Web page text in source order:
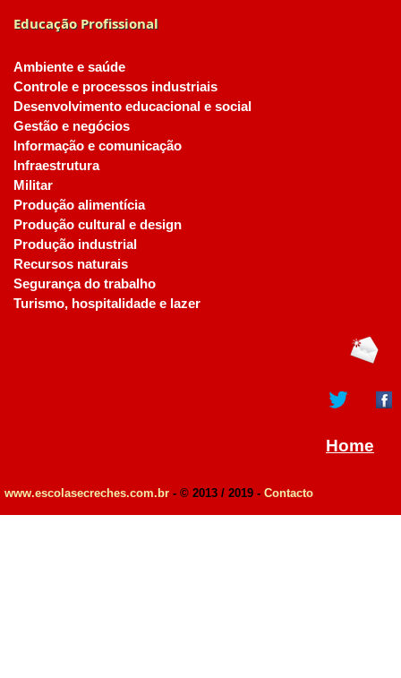
Educação Profissional
Ambiente e saúde
Controle e processos industriais
Desenvolvimento educacional e social
Gestão e negócios
Informação e comunicação
Infraestrutura
Militar
Produção alimentícia
Produção cultural e design
Produção industrial
Recursos naturais
Segurança do trabalho
Turismo, hospitalidade e lazer
Home
www.escolasecreches.com.br - © 2013 / 2019 - Contacto